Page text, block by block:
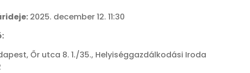
2025. december 12. 11:30
Őr utca 8. 1./35., Helyiséggazdálkodási Iroda